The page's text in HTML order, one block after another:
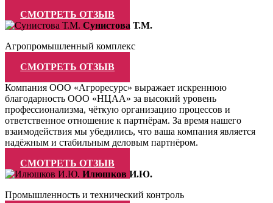
СМОТРЕТЬ ОТЗЫВ
Сунистова Т.М.
Агропромышленный комплекс
СМОТРЕТЬ ОТЗЫВ
Компания ООО «Агроресурс» выражает искреннюю
благодарность ООО «НЦАА» за высокий уровень
профессионализма, чёткую организацию процессов и
ответственное отношение к партнёрам. За время нашего
взаимодействия мы убедились, что ваша компания является
надёжным и стабильным деловым партнёром.
СМОТРЕТЬ ОТЗЫВ
Илюшков И.Ю.
Промышленность и технический контроль